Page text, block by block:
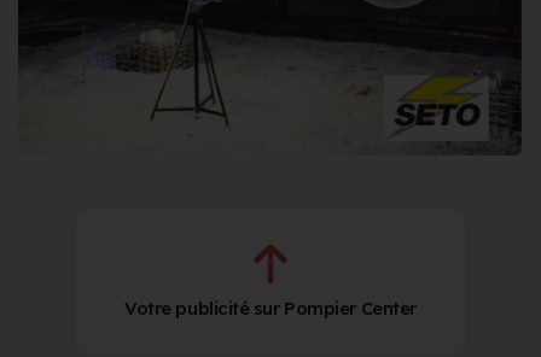
Votre publicité sur Pompier Center